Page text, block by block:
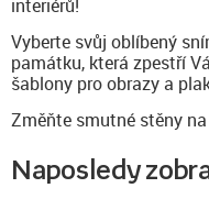
interiérů!
Vyberte svůj oblíbený
památku, která zpestří
šablony pro obrazy a
Změňte smutné stěny
Naposledy